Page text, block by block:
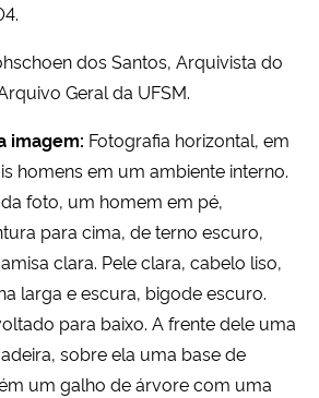
dos Santos, Arquivista do
Geral da UFSM.
imagem: Fotografia horizontal, em
homens em um ambiente interno.
foto, um homem em pé,
para cima, de terno escuro,
clara. Pele clara, cabelo liso,
larga e escura, bigode escuro.
para baixo. A frente dele uma
sobre ela uma base de
um galho de árvore com uma